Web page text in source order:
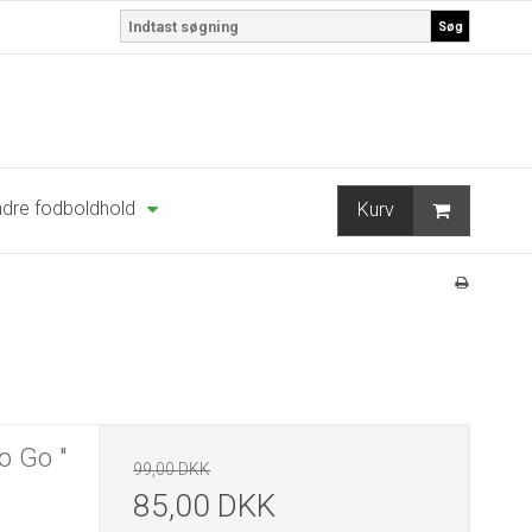
Søg
fodboldhold Kurv
Go " 99,00 DKK
85,00 DKK